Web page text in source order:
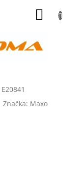
E20841
Značka: Maxo